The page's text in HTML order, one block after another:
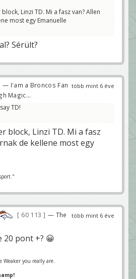
Linzi TD. Mi a fasz van? Allen
most egy Emanuelle
Sérült?
több mint 6 éve
— I'am a Broncos Fan
Magic...
TD!
block, Linzi TD. Mi a fasz
de kellene most egy
több mint 6 éve
60 113
— The
20 pont +? 😀
Weaker you really are.